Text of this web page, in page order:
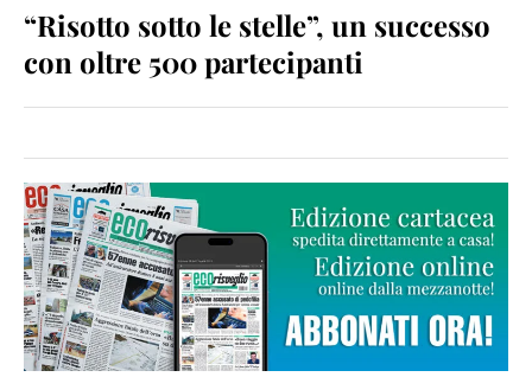
“Risotto sotto le stelle”, un successo
con oltre 500 partecipanti